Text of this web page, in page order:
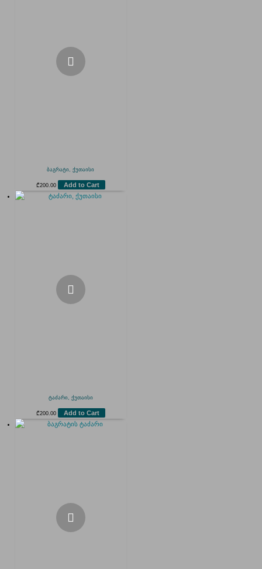
ბაგრატი, ქუთაისი
₾200.00 Add to Cart
ტაძარი, ქუთაისი
₾200.00 Add to Cart